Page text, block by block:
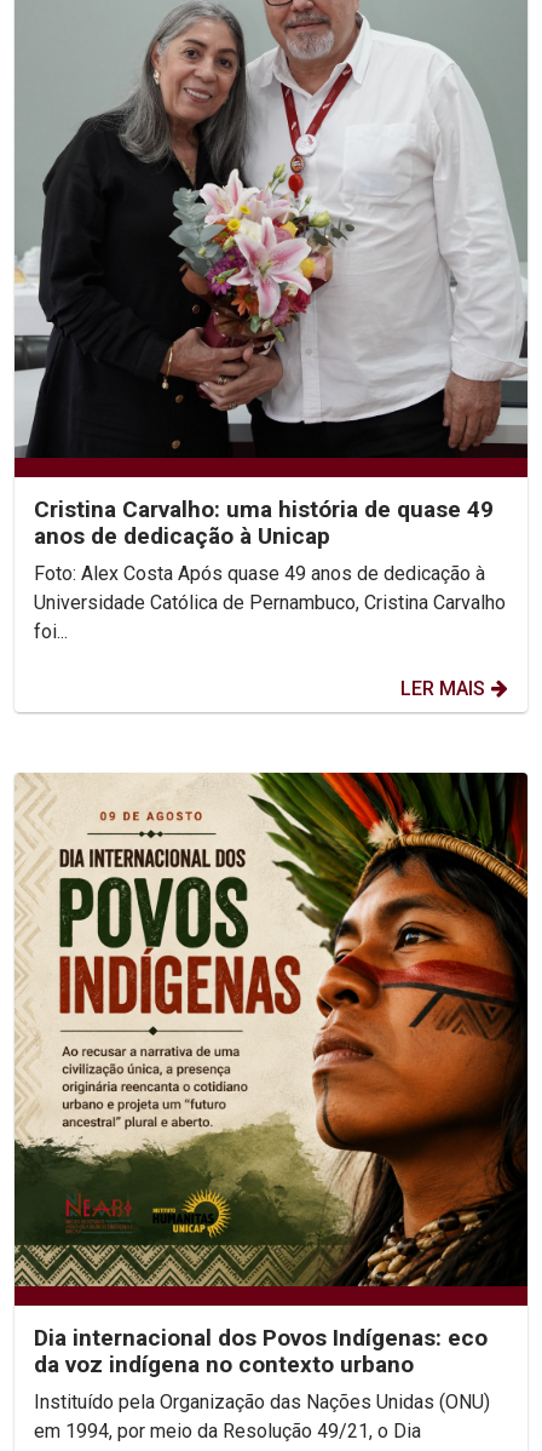
Cristina Carvalho: uma história de quase 49
anos de dedicação à Unicap
Foto: Alex Costa Após quase 49 anos de dedicação à
Universidade Católica de Pernambuco, Cristina Carvalho
foi...
LER MAIS
Dia internacional dos Povos Indígenas: eco
da voz indígena no contexto urbano
Instituído pela Organização das Nações Unidas (ONU)
em 1994, por meio da Resolução 49/21, o Dia